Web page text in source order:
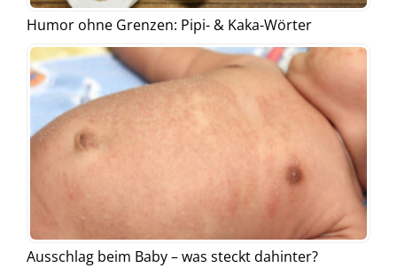
Humor ohne Grenzen: Pipi- & Kaka-Wörter
Ausschlag beim Baby – was steckt dahinter?